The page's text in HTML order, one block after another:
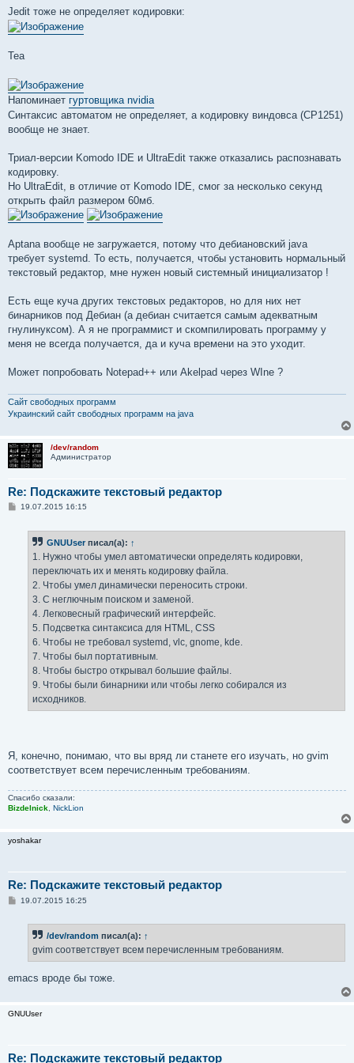
Jedit тоже не определяет кодировки:
Tea
Напоминает гуртовщика nvidia
Синтаксис автоматом не определяет, а кодировку виндовса (CP1251)
вообще не знает.
Триал-версии Komodo IDE и UltraEdit также отказались распознавать
кодировку.
Но UltraEdit, в отличие от Komodo IDE, смог за несколько секунд
открыть файл размером 60мб.
Aptana вообще не загружается, потому что дебиановский java
требует systemd. То есть, получается, чтобы установить нормальный
текстовый редактор, мне нужен новый системный инициализатор !
Есть еще куча других текстовых редакторов, но для них нет
бинарников под Дебиан (а дебиан считается самым адекватным
гнулинуксом). А я не программист и скомпилировать программу у
меня не всегда получается, да и куча времени на это уходит.
Может попробовать Notepad++ или Akelpad через WIne ?
Сайт свободных программ
Украинский сайт свободных программ на java
/dev/random
Администратор
Re: Подскажите текстовый редактор
С19.07.2015 16:15
GNUUser писал(а): ↑
1. Нужно чтобы умел автоматически определять кодировки,
переключать их и менять кодировку файла.
2. Чтобы умел динамически переносить строки.
3. С неглючным поиском и заменой.
4. Легковесный графический интерфейс.
5. Подсветка синтаксиса для HTML, CSS
6. Чтобы не требовал systemd, vlc, gnome, kde.
7. Чтобы был портативным.
8. Чтобы быстро открывал большие файлы.
9. Чтобы были бинарники или чтобы легко собирался из
исходников.
Я, конечно, понимаю, что вы вряд ли станете его изучать, но gvim
соответствует всем перечисленным требованиям.
Спасибо сказали:
Bizdelnick NickLion
yoshakar
Re: Подскажите текстовый редактор
С
е
19.07.2015 16:25
/dev/random писал(а): ↑
gvim соответствует всем перечисленным требованиям.
emacs вроде бы тоже.
GNUUser
Re: Подскажите текстовый редактор